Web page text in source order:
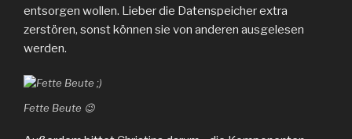
entsorgen wollen. Lieber die Datenspeicher extra
zerstören, sonst können sie von anderen ausgelesen
werden.
Fette Beute 😉